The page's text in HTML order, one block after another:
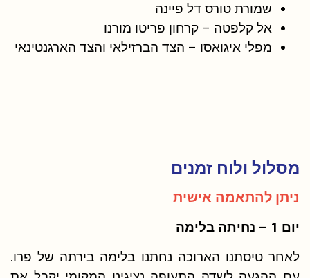
שמורת טורס דל פיינה
אל קלפטה – קרחון פריטו מורנו
מפלי איגואסו – הצד הברזילאי והצד הארגנטינאי
מסלול ולוח זמנים
ניתן להתאמה אישית
יום 1 – נחיתה בלימה
לאחר טיסתנו הארוכה נחתנו בלימה בירתה של פרו.